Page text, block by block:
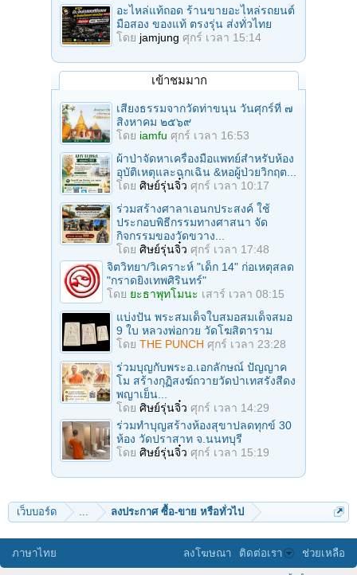
อะไหล่แท้ถอด ร้านขายอะไหล่รถยนต์
มือสอง ของแท้ ตรงรุ่น ส่งทั่วไทย
โดย jamjung ศุกร์ เวลา 15:14
เข้าชมมาก
เสียงธรรมจากวัดท่าขนุน วันศุกร์ที่ ๗
สิงหาคม ๒๕๖๙
โดย iamfu ศุกร์ เวลา 16:53
ผ้าป่าจัดหาเครื่องมือแพทย์สำหรับห้อง
อุบัติเหตุและฉุกเฉิน &หอผู้ป่วยวิกฤต...
โดย ศิษย์รุ่นจิ๋ว ศุกร์ เวลา 10:17
ร่วมสร้างศาลาเอนกประสงค์ ใช้
ประกอบพิธีกรรมทางศาสนา จัด
กิจกรรมของวัดขวาง...
โดย ศิษย์รุ่นจิ๋ว ศุกร์ เวลา 17:48
จิตวิทยา/วิเคราะห์ "เด็ก 14" ก่อเหตุสลด
"กราดยิงเทพศิรินทร์"
โดย ยะธาพุทโมนะ เสาร์ เวลา 08:15
แบ่งปัน พระสมเด็จใบสมอสมเด็จสมอ
9 ใบ หลวงพ่อกวย วัดโฆสิตาราม
โดย THE PUNCH ศุกร์ เวลา 23:28
ร่วมบุญกับพระอ.เอกลักษณ์ ปัญญาค
โม สร้างกุฏิสงฆ์ถวายวัดป่าเทสรังสีดง
พญาเย็น...
โดย ศิษย์รุ่นจิ๋ว ศุกร์ เวลา 14:29
ร่วมทําบุญสร้างห้องสุขาปลดทุกข์ 30
ห้อง วัดปราสาท จ.นนทบุรี
โดย ศิษย์รุ่นจิ๋ว ศุกร์ เวลา 15:19
เว็บบอร์ด ... ลงประกาศ ซื้อ-ขาย หรือทั่วไป
ภาษาไทย ลงโฆษณา ติดต่อเรา ช่วยเหลือ